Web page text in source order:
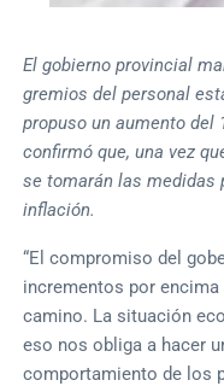
El gobierno provincial
gremios del personal
propuso un aumento del
confirmó que, una vez
se tomarán las medidas
inflación.
“El compromiso del
incrementos por
camino. La situación
eso nos obliga a hacer
comportamiento de los